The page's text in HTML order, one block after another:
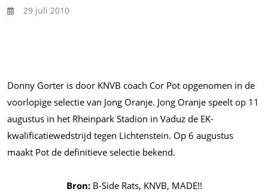
29 juli 2010
Donny Gorter is door KNVB coach Cor Pot opgenomen in de
voorlopige selectie van Jong Oranje. Jong Oranje speelt op 11
augustus in het Rheinpark Stadion in Vaduz de EK-
kwalificatiewedstrijd tegen Lichtenstein. Op 6 augustus
maakt Pot de definitieve selectie bekend.
Bron: B-Side Rats, KNVB, MADE!!